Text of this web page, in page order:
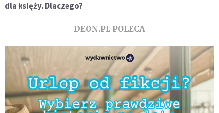
dla księży. Dlaczego?
DEON.PL POLECA